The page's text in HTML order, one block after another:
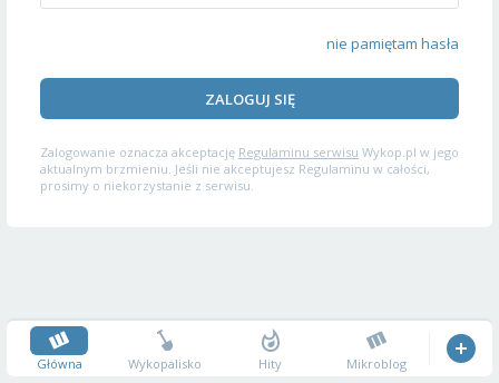
nie pamiętam hasła
ZALOGUJ SIĘ
Zalogowanie oznacza akceptację Regulaminu serwisu Wykop.pl w jego
aktualnym brzmieniu. Jeśli nie akceptujesz Regulaminu w całości,
prosimy o niekorzystanie z serwisu.
Główna Wykopalisko Hity Mikroblog